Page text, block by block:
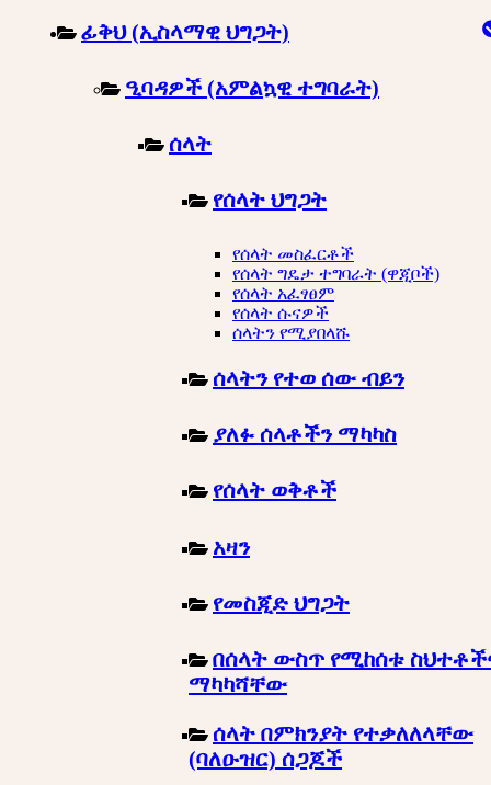
ፊቅህ (ኢስላማዊ ህግጋት)
ዒባዳዎች (አምልኳዊ ተግባራት)
ሰላት
የሰላት ህግጋት
የሰላት መስፈርቶች
የሰላት ግዴታ ተግባራት (ዋጂቦች)
የሰላት አፈፃፀም
የሰላት ሱናዎች
ሰላትን የሚያበላሹ
ሰላትን የተወ ሰው ብይን
ያለፉ ሰላቶችን ማካካስ
የሰላት ወቅቶች
አዛን
የመስጂድ ህግጋት
በሰላት ውስጥ የሚከሰቱ
ማካካሻቸው
ሰላት በምክንያት የተቃለለላቸው
(ባለዑዝር) ሰጋጆች